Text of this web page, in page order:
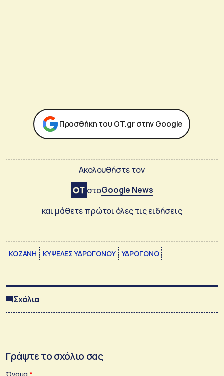
Προσθήκη του ΟΤ.gr στην Google
Ακολουθήστε τον
στοGoogle News
και μάθετε πρώτοι όλες τις ειδήσεις
ΚΟΖΑΝΗ ΚΥΨΕΛΕΣ ΥΔΡΟΓΟΝΟΥ ΥΔΡΟΓΟΝΟ
Σχόλια
Γράψτε το σχόλιο σας